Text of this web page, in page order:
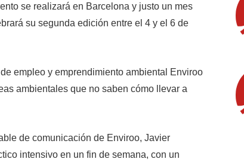
se realizará en Barcelona y justo un mes
su segunda edición entre el 4 y el 6 de
empleo y emprendimiento ambiental Enviroo
ambientales que no saben cómo llevar a
de comunicación de Enviroo, Javier
intensivo en un fin de semana, con un